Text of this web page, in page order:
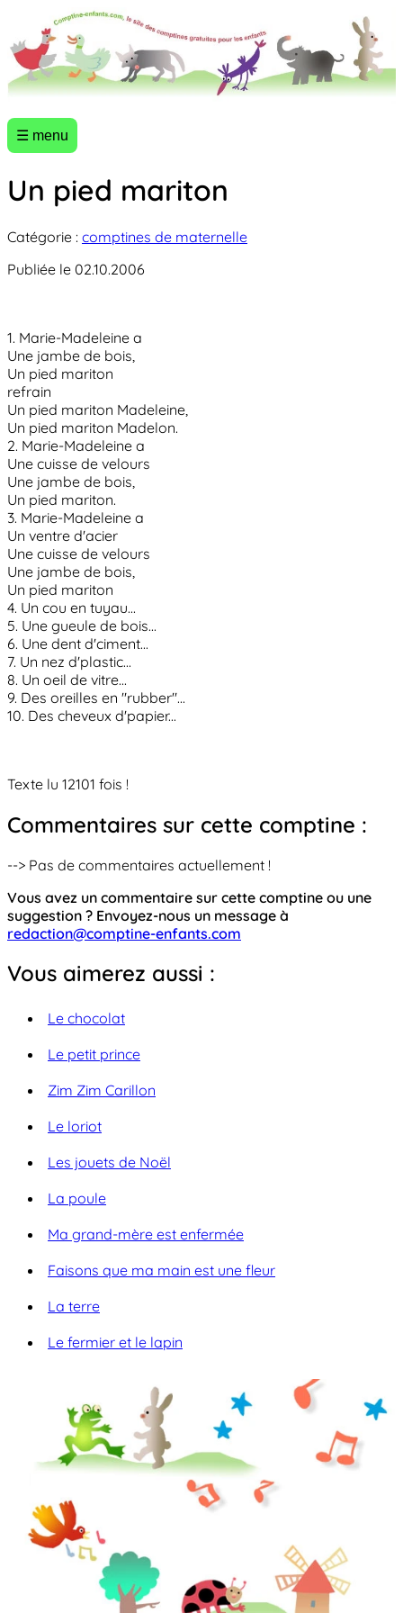
☰ menu
Un pied mariton
Catégorie : comptines de maternelle
Publiée le 02.10.2006
1. Marie-Madeleine a
Une jambe de bois,
Un pied mariton
refrain
Un pied mariton Madeleine,
Un pied mariton Madelon.
2. Marie-Madeleine a
Une cuisse de velours
Une jambe de bois,
Un pied mariton.
3. Marie-Madeleine a
Un ventre d'acier
Une cuisse de velours
Une jambe de bois,
Un pied mariton
4. Un cou en tuyau...
5. Une gueule de bois...
6. Une dent d'ciment...
7. Un nez d'plastic...
8. Un oeil de vitre...
9. Des oreilles en "rubber"...
10. Des cheveux d'papier...
Texte lu 12101 fois !
Commentaires sur cette comptine :
--> Pas de commentaires actuellement !
Vous avez un commentaire sur cette comptine ou une
suggestion ? Envoyez-nous un message à
redaction@comptine-enfants.com
Vous aimerez aussi :
Le chocolat
Le petit prince
Zim Zim Carillon
Le loriot
Les jouets de Noël
La poule
Ma grand-mère est enfermée
Faisons que ma main est une fleur
La terre
Le fermier et le lapin